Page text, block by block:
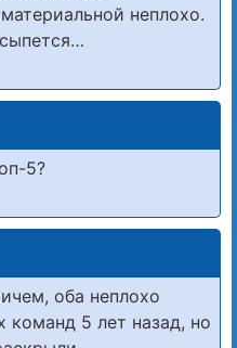
неплохо.
5?
оба неплохо
команд 5 лет назад, но